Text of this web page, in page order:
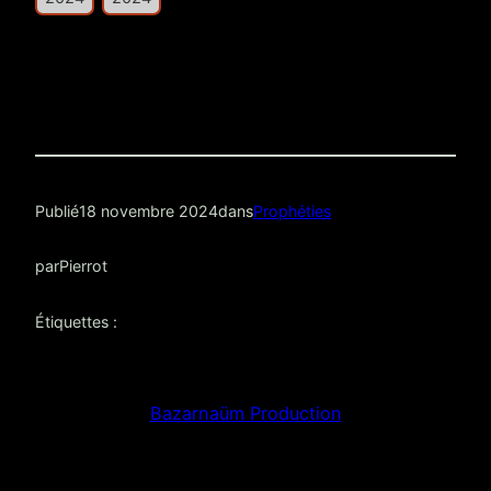
Publié18 novembre 2024dansProphéties
parPierrot
Étiquettes :
Bazarnaüm Production